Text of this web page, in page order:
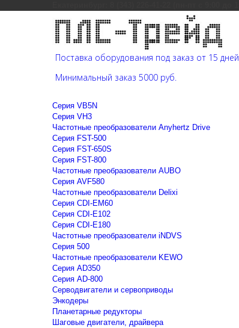
Поставка оборудования под заказ от 15 дней
Минимальный заказ 5000 руб.
Cерия VB5N
Cерия VH3
Частотные преобразователи Anyhertz Drive
Серия FST-500
Серия FST-650S
Серия FST-800
Частотные преобразователи AUBO
Серия AVF580
Частотные преобразователи Delixi
Серия CDI-EM60
Серия CDI-E102
Серия CDI-E180
Частотные преобразователи iNDVS
Серия 500
Частотные преобразователи KEWO
Серия AD350
Серия AD-800
Серводвигатели и сервоприводы
Энкодеры
Планетарные редукторы
Шаговые двигатели, драйвера